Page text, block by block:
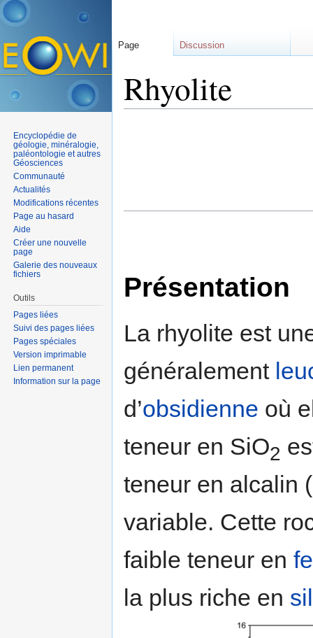
Rhyolite
Présentation
La rhyolite est
généralement
d’obsidienne où
teneur en SiO2
teneur en alcalin
variable. Cette
faible teneur en
la plus riche en
Page Discussion
Encyclopédie de
géologie, minéralogie,
paléontologie et autres
Géosciences
Communauté
Actualités
Modifications récentes
Page au hasard
Aide
Créer une nouvelle
page
Galerie des nouveaux
fichiers
Outils
Pages liées
Suivi des pages liées
Pages spéciales
Version imprimable
Lien permanent
Information sur la page